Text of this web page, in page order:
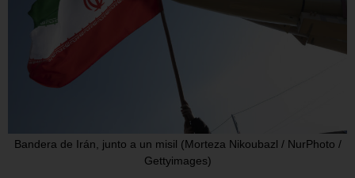
Bandera de Irán, junto a un misil (Morteza Nikoubazl / NurPhoto /
Gettyimages)